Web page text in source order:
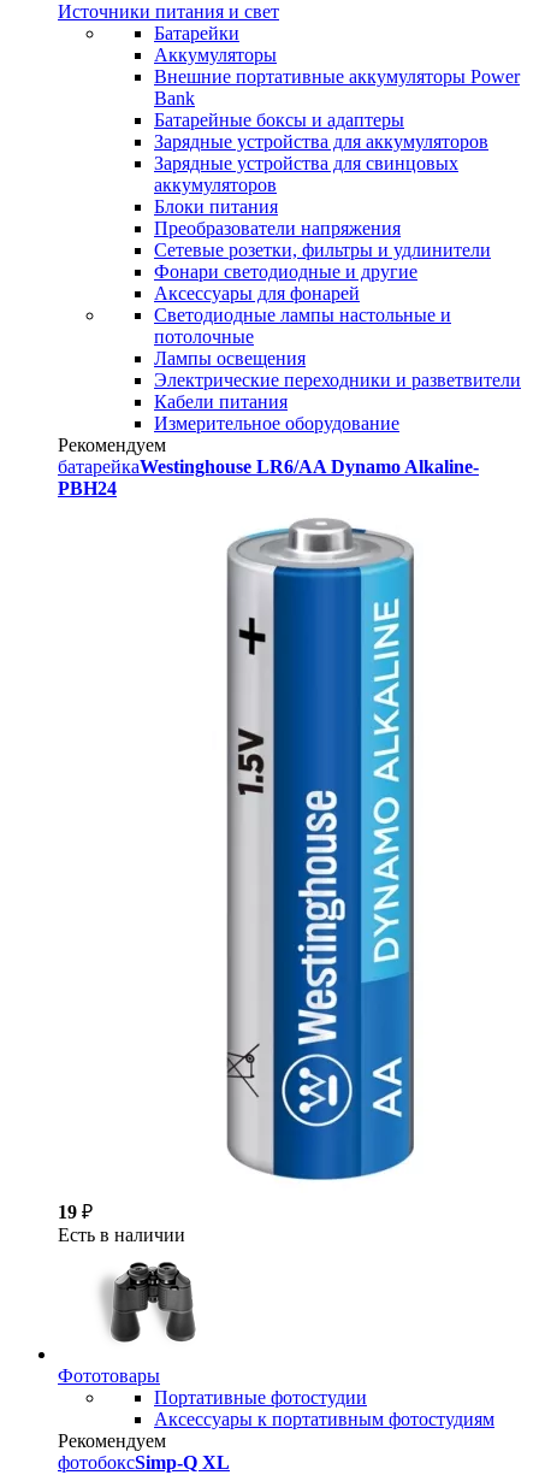
Источники питания и свет
Батарейки
Аккумуляторы
Внешние портативные аккумуляторы Power
Bank
Батарейные боксы и адаптеры
Зарядные устройства для аккумуляторов
Зарядные устройства для свинцовых
аккумуляторов
Блоки питания
Преобразователи напряжения
Сетевые розетки, фильтры и удлинители
Фонари светодиодные и другие
Аксессуары для фонарей
Светодиодные лампы настольные и
потолочные
Лампы освещения
Электрические переходники и разветвители
Кабели питания
Измерительное оборудование
Рекомендуем
батарейкаWestinghouse LR6/AA Dynamo Alkaline-
PBH24
19 ₽
Есть в наличии
Фототовары
Портативные фотостудии
Аксессуары к портативным фотостудиям
Рекомендуем
фотобоксSimp-Q XL